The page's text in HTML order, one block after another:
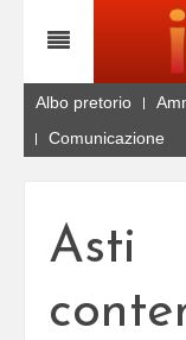
Albo pretorio
Comunicazione
Asti